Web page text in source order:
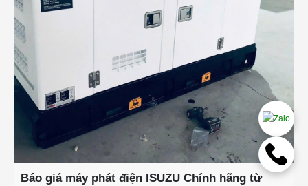
Báo giá máy phát điện ISUZU Chính hãng từ